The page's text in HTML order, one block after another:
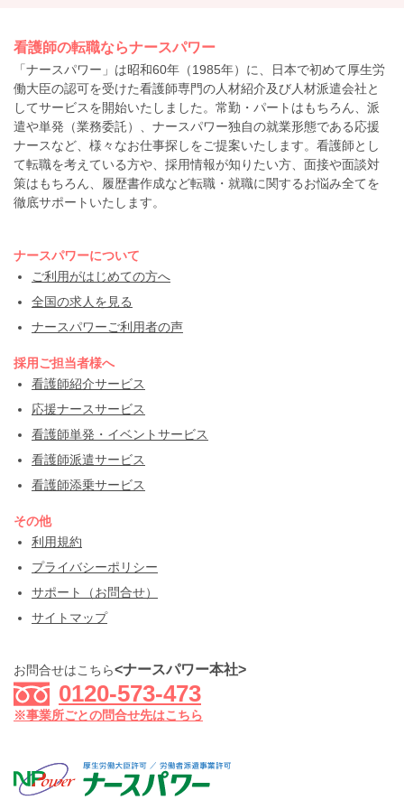
看護師の転職ならナースパワー
「ナースパワー」は昭和60年（1985年）に、日本で初めて厚生労
働大臣の認可を受けた看護師専門の人材紹介及び人材派遣会社と
してサービスを開始いたしました。常勤・パートはもちろん、派
遣や単発（業務委託）、ナースパワー独自の就業形態である応援
ナースなど、様々なお仕事探しをご提案いたします。看護師とし
て転職を考えている方や、採用情報が知りたい方、面接や面談対
策はもちろん、履歴書作成など転職・就職に関するお悩み全てを
徹底サポートいたします。
ナースパワーについて
ご利用がはじめての方へ
全国の求人を見る
ナースパワーご利用者の声
採用ご担当者様へ
看護師紹介サービス
応援ナースサービス
看護師単発・イベントサービス
看護師派遣サービス
看護師添乗サービス
その他
利用規約
プライバシーポリシー
サポート（お問合せ）
サイトマップ
お問合せはこちら<ナースパワー本社>
0120-573-473
※事業所ごとの問合せ先はこちら